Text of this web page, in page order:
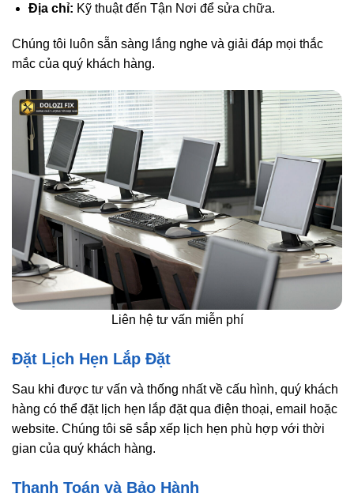
Địa chỉ: Kỹ thuật đến Tận Nơi để sửa chữa.
Chúng tôi luôn sẵn sàng lắng nghe và giải đáp mọi thắc
mắc của quý khách hàng.
Liên hệ tư vấn miễn phí
Đặt Lịch Hẹn Lắp Đặt
Sau khi được tư vấn và thống nhất về cấu hình, quý khách
hàng có thể đặt lịch hẹn lắp đặt qua điện thoại, email hoặc
website. Chúng tôi sẽ sắp xếp lịch hẹn phù hợp với thời
gian của quý khách hàng.
Thanh Toán và Bảo Hành